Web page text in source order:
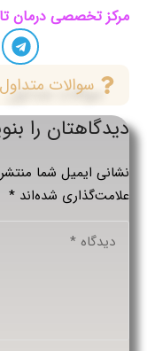
مرکز تخصصی درمان
سوالات متداول
دیدگاهتان را
نشانی ایمیل شما
علامت‌گذاری شده‌اند *